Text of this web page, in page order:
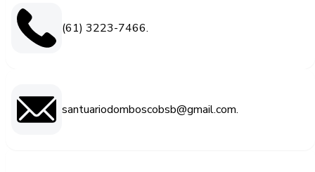
(61) 3223-7466.
santuariodomboscobsb@gmail.com.